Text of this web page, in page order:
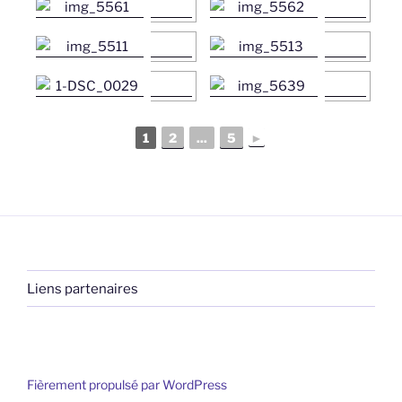
1 2 ... 5 ►
Liens partenaires
Fièrement propulsé par WordPress